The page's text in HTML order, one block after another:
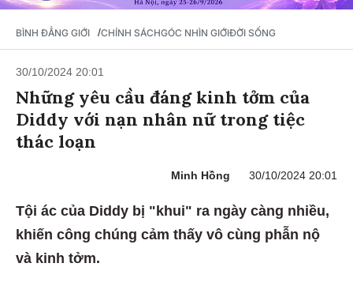
BÌNH ĐẲNG GIỚI /CHÍNH SÁCHGÓC NHÌN GIỚIĐỜI SỐNG
30/10/2024 20:01
Những yêu cầu đáng kinh tởm của
Diddy với nạn nhân nữ trong tiệc
thác loạn
Minh Hồng 30/10/2024 20:01
Tội ác của Diddy bị "khui" ra ngày càng nhiều,
khiến công chúng cảm thấy vô cùng phẫn nộ
và kinh tởm.